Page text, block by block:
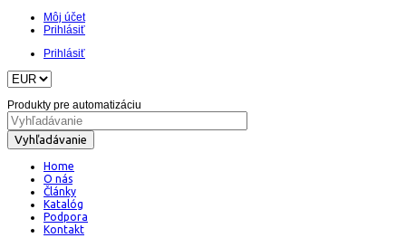
Môj účet
Prihlásiť
Prihlásiť
Produkty pre automatizáciu
Vyhľadávanie
Home
O nás
Články
Katalóg
Podpora
Kontakt